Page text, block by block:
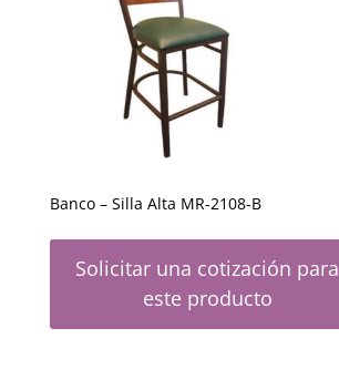
Banco – Silla Alta MR-2108-B
Solicitar una cotización para
este producto